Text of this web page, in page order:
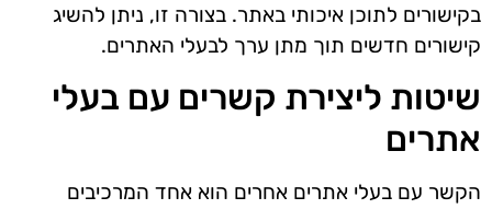
בקישורים לתוכן איכותי באתר. בצורה זו, ניתן להשיג
קישורים חדשים תוך מתן ערך לבעלי האתרים.
שיטות ליצירת קשרים עם בעלי
אתרים
הקשר עם בעלי אתרים אחרים הוא אחד המרכיבים